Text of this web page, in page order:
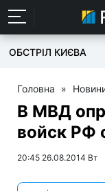
ОБСТРІЛ КИЄВА
Головна »
В МВД
войск РФ
20:45 26.08.2014 Вт